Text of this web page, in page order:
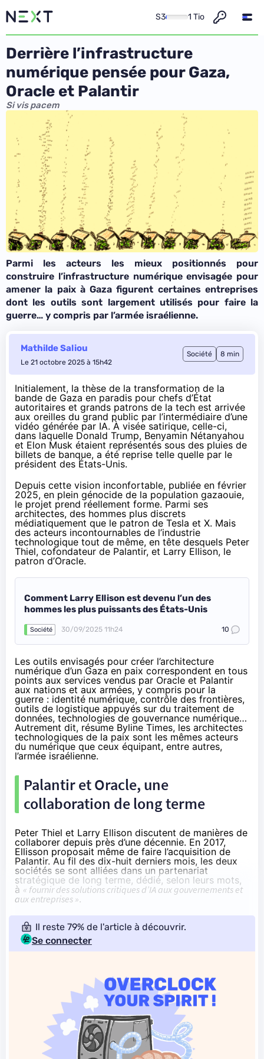
S3 1 Tio
Derrière l’infrastructure
numérique pensée pour Gaza,
Oracle et Palantir
Si vis pacem
Parmi les acteurs les mieux positionnés pour
construire l’infrastructure numérique envisagée pour
amener la paix à Gaza figurent certaines entreprises
dont les outils sont largement utilisés pour faire la
guerre… y compris par l’armée israélienne.
Mathilde Saliou
Le 21 octobre 2025 à 15h42
Société 8 min
Initialement, la thèse de la transformation de la
bande de Gaza en paradis pour chefs d’État
autoritaires et grands patrons de la tech est arrivée
aux oreilles du grand public par l’intermédiaire d’une
vidéo générée par IA. À visée satirique, celle-ci,
dans laquelle Donald Trump, Benyamin Nétanyahou
et Elon Musk étaient représentés sous des pluies de
billets de banque, a été reprise telle quelle par le
président des États-Unis.
Depuis cette vision inconfortable, publiée en février
2025, en plein génocide de la population gazaouie,
le projet prend réellement forme. Parmi ses
architectes, des hommes plus discrets
médiatiquement que le patron de Tesla et X. Mais
des acteurs incontournables de l’industrie
technologique tout de même, en tête desquels Peter
Thiel, cofondateur de Palantir, et Larry Ellison, le
patron d’Oracle.
Comment Larry Ellison est devenu l’un des
hommes les plus puissants des États-Unis
Société 30/09/2025 11h24 10
Les outils envisagés pour créer l’architecture
numérique d’un Gaza en paix correspondent en tous
points aux services vendus par Oracle et Palantir
aux nations et aux armées, y compris pour la
guerre : identité numérique, contrôle des frontières,
outils de logistique appuyés sur du traitement de
données, technologies de gouvernance numérique…
Autrement dit, résume Byline Times, les architectes
technologiques de la paix sont les mêmes acteurs
du numérique que ceux équipant, entre autres,
l’armée israélienne.
Palantir et Oracle, une
collaboration de long terme
Peter Thiel et Larry Ellison discutent de manières de
collaborer depuis près d’une décennie. En 2017,
Ellisson proposait même de faire l’acquisition de
Palantir. Au fil des dix-huit derniers mois, les deux
sociétés se sont alliées dans un partenariat
stratégique de long terme, dédié, selon leurs mots,
à « fournir des solutions critiques d’IA aux gouvernements et
aux entreprises ».
Il reste 79% de l'article à découvrir.
Se connecter